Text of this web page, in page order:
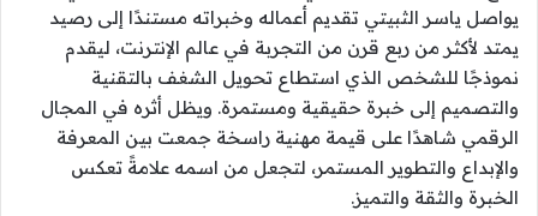
يواصل ياسر الثبيتي تقديم أعماله وخبراته مستندًا إلى رصيد
يمتد لأكثر من ربع قرن من التجربة في عالم الإنترنت، ليقدم
نموذجًا للشخص الذي استطاع تحويل الشغف بالتقنية
والتصميم إلى خبرة حقيقية ومستمرة. ويظل أثره في المجال
الرقمي شاهدًا على قيمة مهنية راسخة جمعت بين المعرفة
والإبداع والتطوير المستمر، لتجعل من اسمه علامةً تعكس
الخبرة والثقة والتميز.